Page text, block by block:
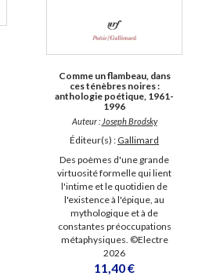
Comme un flambeau, dans
ces ténèbres noires :
anthologie poétique, 1961-
1996
Auteur : Joseph Brodsky
Éditeur(s) : Gallimard
Des poèmes d'une grande
virtuosité formelle qui lient
l'intime et le quotidien de
l'existence à l'épique, au
mythologique et à de
constantes préoccupations
métaphysiques. ©Electre
2026
11,40 €